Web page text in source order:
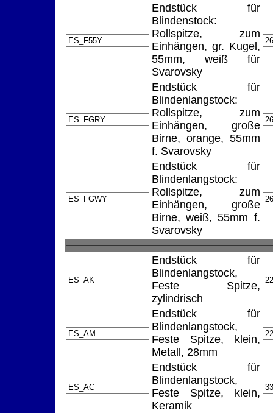
Endstück für
Blindenstock:
Rollspitze, zum
Einhängen, gr. Kugel,
55mm, weiß für
Svarovsky
Endstück für
Blindenlangstock:
Rollspitze, zum
Einhängen, große
Birne, orange, 55mm
f. Svarovsky
Endstück für
Blindenlangstock:
Rollspitze, zum
Einhängen, große
Birne, weiß, 55mm f.
Svarovsky
Endstück für
Blindenlangstock,
Feste Spitze,
zylindrisch
Endstück für
Blindenlangstock,
Feste Spitze, klein,
Metall, 28mm
Endstück für
Blindenlangstock,
Feste Spitze, klein,
Keramik